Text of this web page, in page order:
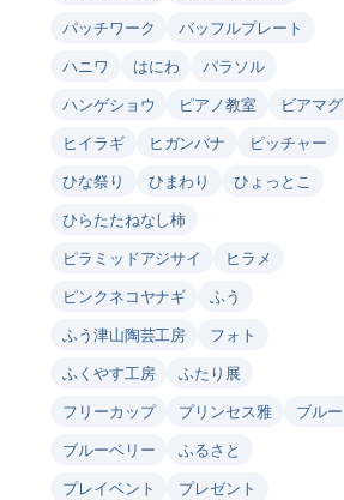
パッチワーク
バッフルプレート
ハニワ
はにわ
パラソル
ハンゲショウ
ピアノ教室
ビアマグ
ヒイラギ
ヒガンバナ
ピッチャー
ひな祭り
ひまわり
ひょっとこ
ひらたたねなし柿
ピラミッドアジサイ
ヒラメ
ピンクネコヤナギ
ふう
ふう津山陶芸工房
フォト
ふくやす工房
ふたり展
フリーカップ
プリンセス雅
ブルー
ブルーベリー
ふるさと
プレイベント
プレゼント